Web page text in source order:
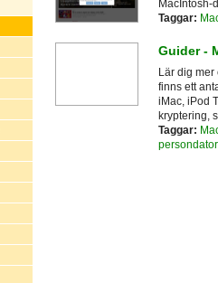
MacIntosh-
Taggar:
Guider -
Lär dig
finns ett
iMac, iPod
kryptering,
Taggar: